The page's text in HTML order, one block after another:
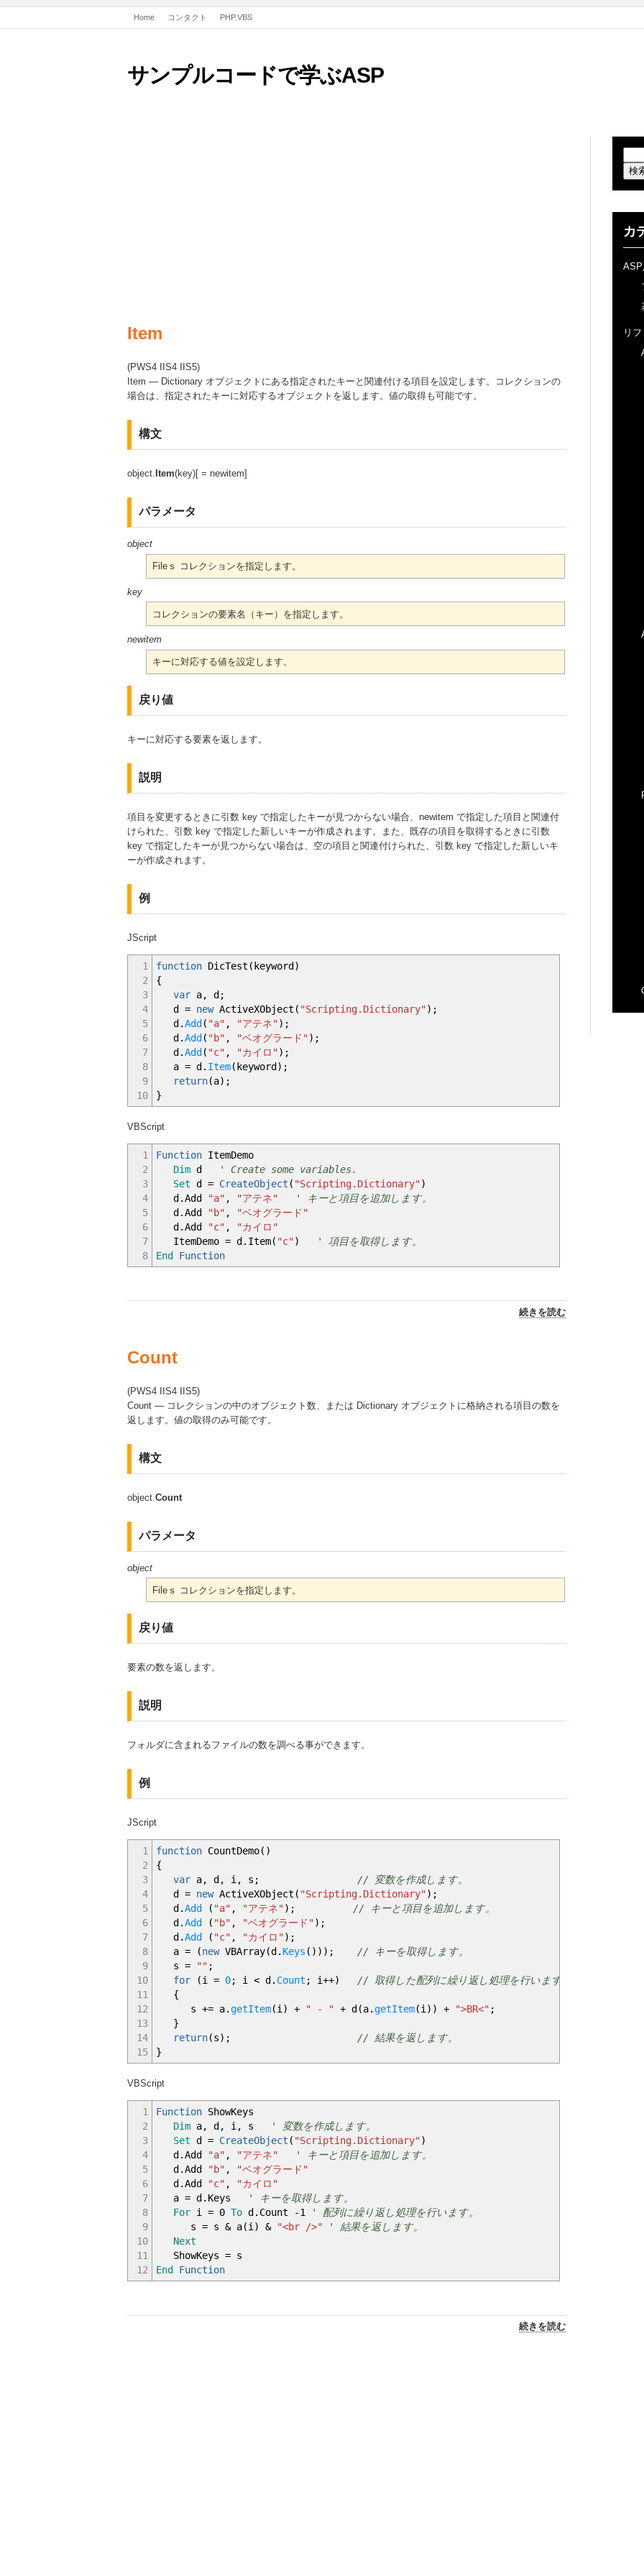
Home コンタクト PHP.VBS
サンプルコードで学ぶASP
Item
(PWS4 IIS4 IIS5)
Item — Dictionary オブジェクトにある指定されたキーと関連付ける項目を設定します。コレクションの
場合は、指定されたキーに対応するオブジェクトを返します。値の取得も可能です。
構文
object. Item(key)[ = newitem]
パラメータ
object
Fileｓ コレクションを指定します。
key
コレクションの要素名（キー）を指定します。
newitem
キーに対応する値を設定します。
戻り値
キーに対応する要素を返します。
説明
項目を変更するときに引数 key で指定したキーが見つからない場合、newitem で指定した項目と関連付
けられた、引数 key で指定した新しいキーが作成されます。また、既存の項目を取得するときに引数
key で指定したキーが見つからない場合は、空の項目と関連付けられた、引数 key で指定した新しいキ
ーが作成されます。
例
JScript
1
2
3
4
5
6
7
8
9
10
function DicTest (keyword)
{
var a, d;
d = newActiveXObject ( "Scripting.Dictionary") ;
d.Add( "a" , "アテネ") ;
d.Add( "b" , "ベオグラード") ;
d.Add( "c" , "カイロ") ;
a = d. Item(keyword) ;
return(a) ;
}
VBScript
1
2
3
4
5
6
7
8
Function ItemDemo
Dim d
' Create some variables.
Set d = CreateObject ( "Scripting.Dictionary")
d.Add
"a" , "アテネ"
' キーと項目を追加します。
d.Add
"b" ,
"ベオグラード"
d.Add
"c" ,
"カイロ"
ItemDemo = d.Item( "c")
' 項目を取得します。
End Function
続きを読む
Count
(PWS4 IIS4 IIS5)
Count — コレクションの中のオブジェクト数、または Dictionary オブジェクトに格納される項目の数を
返します。値の取得のみ可能です。
構文
object. Count
パラメータ
object
Fileｓ コレクションを指定します。
戻り値
要素の数を返します。
説明
フォルダに含まれるファイルの数を調べる事ができます。
例
JScript
1
2
3
4
5
6
7
8
9
10
11
12
13
14
15
function CountDemo( )
{
var a, d , i , s ;
// 変数を作成します。
d = newActiveXObject ( "Scripting.Dictionary") ;
d.Add ( "a" , "アテネ") ;
// キーと項目を追加します。
d.Add ( "b" , "ベオグラード") ;
d.Add ( "c" , "カイロ") ;
a = (newVBArray(d. Keys ( ) ) ) ;
// キーを取得します。
s = "" ;
for
(i = 0; i < d. Count ; i++)
// 取得した配列に繰り返し処理を行います。
{
s += a.getItem(i ) + " - " + d (a.getItem(i ) ) + ">BR<" ;
}
return(s) ;
// 結果を返します。
}
VBScript
1
2
3
4
5
6
7
8
9
10
11
12
Function ShowKeys
Dim a, d, i, s
' 変数を作成します。
Set d = CreateObject ( "Scripting.Dictionary")
d.Add
"a" , "アテネ"
' キーと項目を追加します。
d.Add
"b" ,
"ベオグラード"
d.Add
"c" ,
"カイロ"
a = d.Keys
' キーを取得します。
For i = 0 To d.Count -1
' 配列に繰り返し処理を行います。
s = s & a(i) & "<br />"
' 結果を返します。
Next
ShowKeys = s
End
Function
続きを読む
カ
ASP
リ